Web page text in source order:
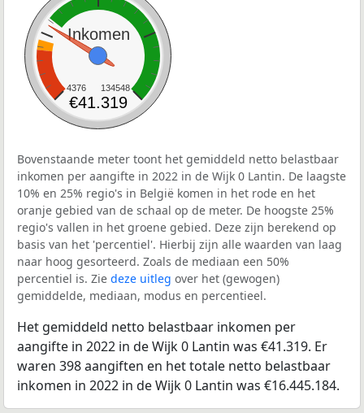
Inkomen
4376 134548
€41.319
Bovenstaande meter toont het gemiddeld netto belastbaar
inkomen per aangifte in 2022 in de Wijk 0 Lantin. De laagste
10% en 25% regio's in België komen in het rode en het
oranje gebied van de schaal op de meter. De hoogste 25%
regio's vallen in het groene gebied. Deze zijn berekend op
basis van het 'percentiel'. Hierbij zijn alle waarden van laag
naar hoog gesorteerd. Zoals de mediaan een 50%
percentiel is. Zie deze uitleg over het (gewogen)
gemiddelde, mediaan, modus en percentieel.
Het gemiddeld netto belastbaar inkomen per
aangifte in 2022 in de Wijk 0 Lantin was €41.319. Er
waren 398 aangiften en het totale netto belastbaar
inkomen in 2022 in de Wijk 0 Lantin was €16.445.184.